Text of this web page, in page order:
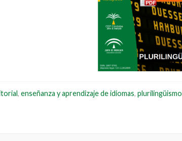
, enseñanza y aprendizaje de idiomas, plurilingüismo